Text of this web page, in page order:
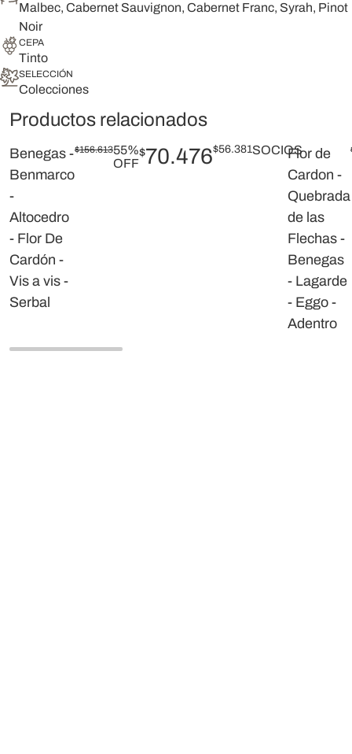
Malbec, Cabernet Sauvignon, Cabernet Franc, Syrah, Pinot
Noir
CEPA
Tinto
SELECCIÓN
Colecciones
Productos relacionados
Benegas -
Benmarco
-
Altocedro
- Flor De
Cardón -
Vis a vis -
Serbal
$156.61355%
OFF
$70.476$56.381SOCIOSFlor de
Cardon -
Quebrada
de las
Flechas -
Benegas
- Lagarde
- Eggo -
Adentro